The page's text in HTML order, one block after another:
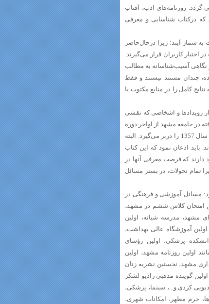
روزنامه‌های ادب، آفتاب
درکتاب شناسایی و معرفی
شمار آیند؛ زیرا درحال‌حاضر
اختیار کاربران قرار می‌گیرند.
نگاهی آسیب‌شناسانه به مطالب
چندان مستند نیستند و فقط
کامل را در منابع مکتوب یا
رویدادها و اشخاصی که نقشی
در جامعه مشهد از اواخر دوره
قاجار بوده است، بنابراین محدوده زمانی کتاب بیشتر از اواخر دوره قاجار تا پیش از سال 1357 را دربر می‌گیرد. البته
باید اذعان نمود که این کتاب
که فرصت معرفی آنها در
تمام تحولات، در بستر مسائل
مسائل آموزشی و فرهنگی در
امتحان کلاس ششم در مشهد،
مشهد، مدرسه شبانه، اولین
اولین آموزشگاه عالی بهداشت،
پزشکی، اولین رؤسای
اولین روزنامه مشهد، اولین
مشهد، نخستین نشریه زنان
گوینده مذهبی رادیو لشکر
کردی و...، سینما، پزشکی،
حرم مطهر، امکانات شهری،